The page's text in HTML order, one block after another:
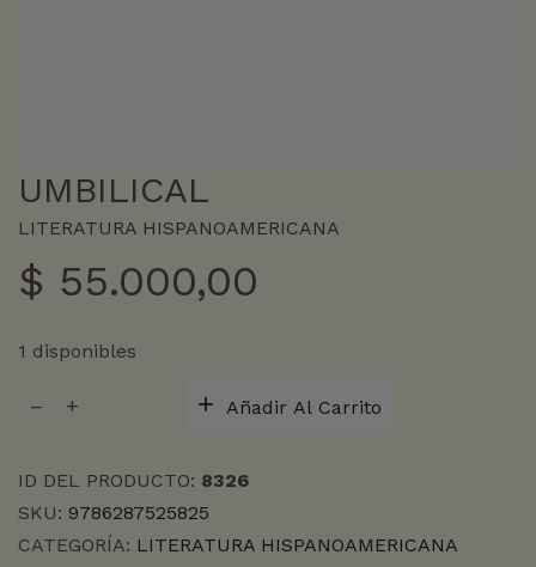
UMBILICAL
LITERATURA HISPANOAMERICANA
$ 55.000,00
1 disponibles
cantidad
Añadir Al Carrito
ID DEL PRODUCTO: 8326
SKU: 9786287525825
CATEGORÍA: LITERATURA HISPANOAMERICANA